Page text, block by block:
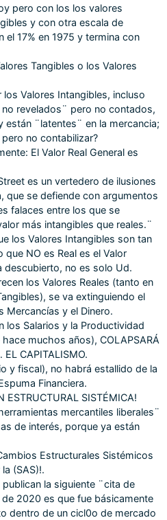
pero con los los valores
y con otra escala de
17% en 1975 y termina con
Tangibles o los Valores
Valores Intangibles, incluso
revelados¨ pero no contados,
están ¨latentes¨ en la mercancia;
no contabilizar?
El Valor Real General es
es un vertedero de ilusiones
que se defiende con argumentos
falaces entre los que se
más intangibles que reales.¨
los Valores Intangibles son tan
que NO es Real es el Valor
descubierto, no es solo Ud.
los Valores Reales (tanto en
se va extinguiendo el
Mercancías y el Dinero.
los Salarios y la Productividad
muchos años), COLAPSARÁ
CAPITALISMO.
y fiscal), no habrá estallido de la
Financiera.
SISTÉMICA!
mercantiles liberales¨
de interés, porque ya están
Estructurales Sistémicos
(SAS)!.
la siguiente ¨cita de
2020 es que fue básicamente
dentro de un cicl0o de mercado